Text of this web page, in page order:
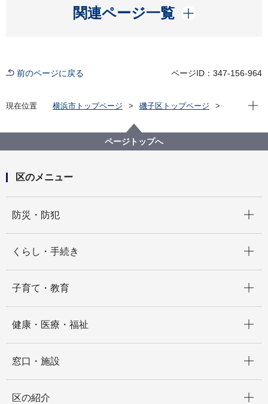
関連ページ一覧
開く
前のページに戻る ページID：347-156-964
現在位置 横浜市トップページ
磯子区トップページ
現在
ページトップへ
区のメニュー
防災・防犯
くらし・手続き
子育て・教育
健康・医療・福祉
窓口・施設
区の紹介